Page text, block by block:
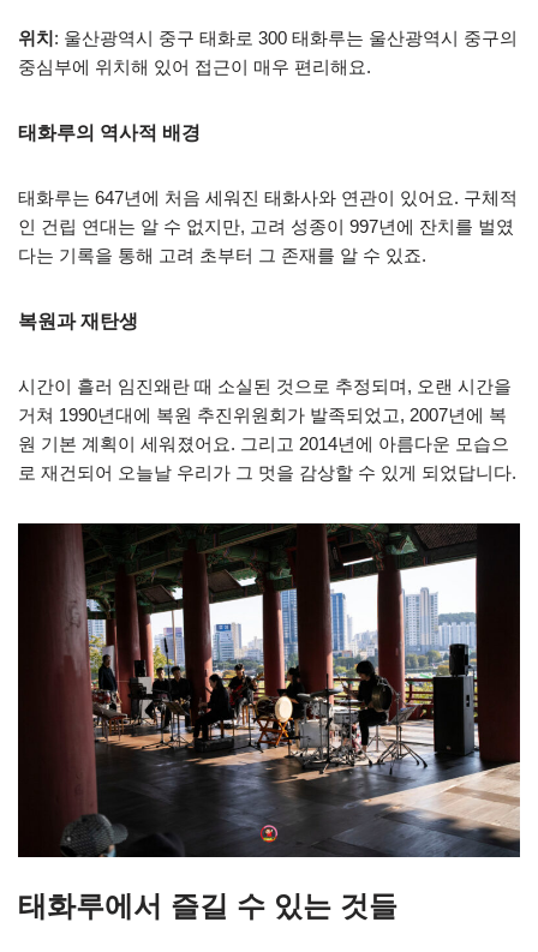
위치: 울산광역시 중구 태화로 300 태화루는 울산광역시 중구의
중심부에 위치해 있어 접근이 매우 편리해요.
태화루의 역사적 배경
태화루는 647년에 처음 세워진 태화사와 연관이 있어요. 구체적
인 건립 연대는 알 수 없지만, 고려 성종이 997년에 잔치를 벌였
다는 기록을 통해 고려 초부터 그 존재를 알 수 있죠.
복원과 재탄생
시간이 흘러 임진왜란 때 소실된 것으로 추정되며, 오랜 시간을
거쳐 1990년대에 복원 추진위원회가 발족되었고, 2007년에 복
원 기본 계획이 세워졌어요. 그리고 2014년에 아름다운 모습으
로 재건되어 오늘날 우리가 그 멋을 감상할 수 있게 되었답니다.
태화루에서 즐길 수 있는 것들